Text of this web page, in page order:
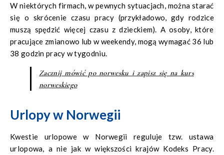
stego maja oraz w dni poprzedzające wszystkie
wymienione w godzinach między 21:00 a 8:00.
W niektórych firmach, w pewnych sytuacjach, można starać
się o skrócenie czasu pracy (przykładowo, gdy rodzice
muszą spędzić więcej czasu z dzieckiem). A osoby, które
pracujące zmianowo lub w weekendy, mogą wymagać 36 lub
38 godzin pracy w tygodniu.
Zacznij mówić po norwesku i zapisz się na kurs
norweskiego
Urlopy w Norwegii
Kwestie urlopowe w Norwegii reguluje tzw. ustawa
urlopowa, a nie jak w większości krajów Kodeks Pracy.